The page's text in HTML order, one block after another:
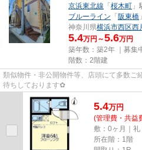
京浜東北線 「 桜木町
ブルーライン 「 阪東橋
神奈川県横浜市西区西
5.4万円～5.6万円
築年数：築2年 ｜募集
階数：2階建
類似物件・非公開物件等、店頭にて多数
待ちしております✿
5.4万円
(管理費・共益
敷：0ヶ月｜礼
所在階：1階